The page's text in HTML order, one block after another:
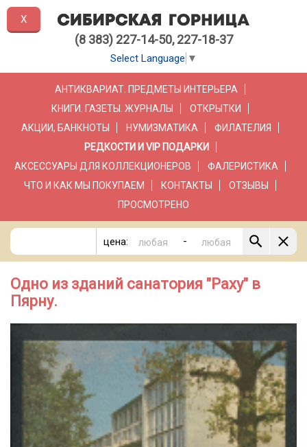
(8 383) 227-14-50, 227-18-37
Select Language ▼
АНТИКВАРИАТ. ПРЕДМЕТЫ ИНТЕРЬЕРА
КНИГИ. ГАЗЕТЫ. ЖУРНАЛЫ
ОТКРЫТКИ
АКЦИИ, БАНКНОТЫ
НУМИЗМАТИКА
ФИЛАТЕЛИЯ
РЕДКОСТИ И VIP ПОДАРКИ
АКСЕССУАРЫ ДЛЯ КОЛЛЕКЦИОНЕРОВ
ФАЛЕРИСТИКА
ЧТО И КАК МЫ ПОКУПАЕМ
КОНТАКТЫ
ОТЗЫВЫ
ПРОСМОТРЕНО
цена: -
Одно из зданий санатория "Paxy" в
Пярну.
X